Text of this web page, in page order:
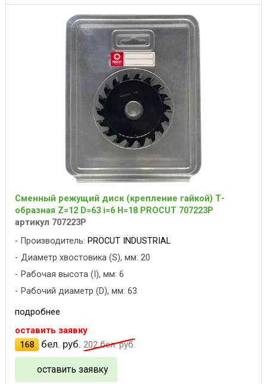
Сменный режущий диск (крепление гайкой) Т-
образная Z=12 D=63 i=6 H=18 PROCUT 707223P
артикул 707223P
Производитель: PROCUT INDUSTRIAL
Диаметр хвостовика (S), мм: 20
Рабочая высота (I), мм: 6
Рабочий диаметр (D), мм: 63
подробнее
оставить заявку
168
бел. руб. 202бел. руб.
оставить заявку